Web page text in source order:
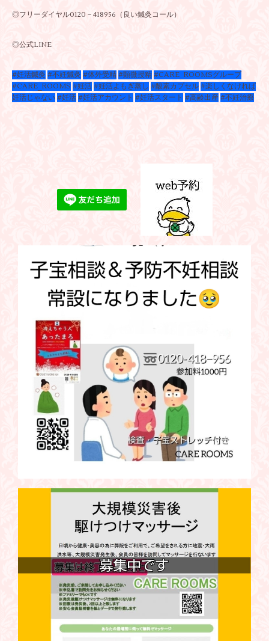
◎フリーダイヤル0120－418956（良い鍼灸コール）
◎公式LINE
#妊活鍼灸 #不妊鍼灸 #体外受精 #顕微授精 #CARE_ROOMSグループ
#CARE_ROOMS #妊活 #妊活よもぎ蒸し #酸素カプセル #楽しくなければ
妊活じゃない #妊活 #妊活アカウント #妊活スタート #高齢出産 #不妊治療